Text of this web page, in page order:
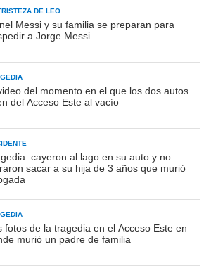
DE LEO
Messi y su familia se preparan para
a Jorge Messi
del momento en el que los dos autos
del Acceso Este al vacío
cayeron al lago en su auto y no
sacar a su hija de 3 años que murió
fotos de la tragedia en el Acceso Este en
murió un padre de familia